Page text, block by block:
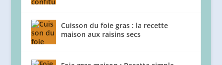
Cuisson du foie gras : la recette
maison aux raisins secs